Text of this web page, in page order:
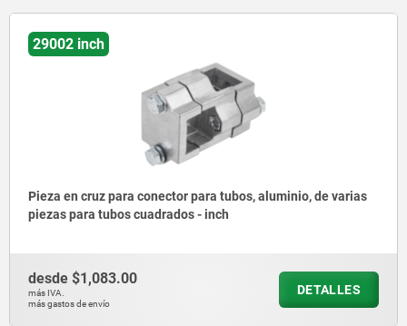
29002 inch
Pieza en cruz para conector para tubos, aluminio, de varias
piezas para tubos cuadrados - inch
desde $1,083.00
más IVA.
más gastos de envío
DETALLES